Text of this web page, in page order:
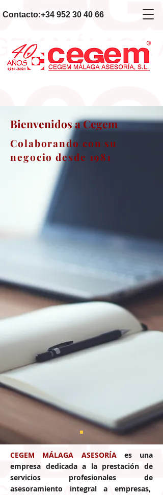
Contacto:+34 952 30 40 66
Bienvenidos a Cegem
Colaborando con su
negocio desde 1981
CEGEM MÁLAGA ASESORÍAes una
empresa dedicada a la prestación de
servicios profesionales de
asesoramiento integrala empresas,